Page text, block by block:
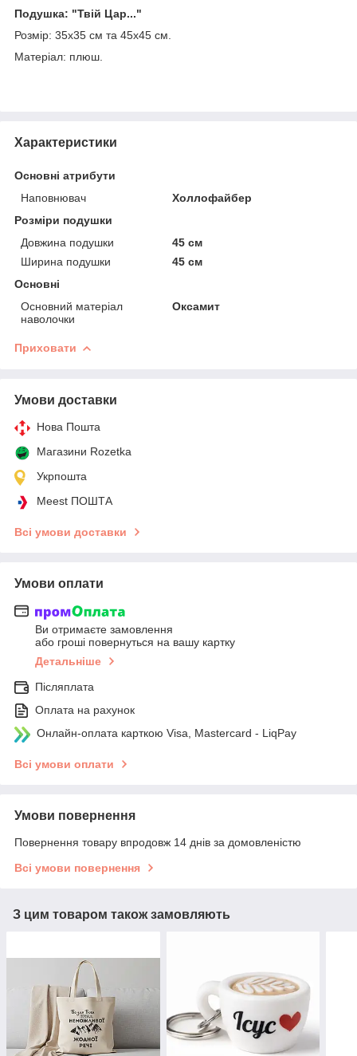
Подушка: "Твій Цар..."
Розмір: 35х35 см та 45х45 см.
Матеріал: плюш.
Характеристики
Основні атрибути
Наповнювач
Холлофайбер
Розміри подушки
Довжина подушки
45 см
Ширина подушки
45 см
Основні
Основний матеріал
наволочки
Оксамит
Приховати
Умови доставки
Нова Пошта
Магазини Rozetka
Укрпошта
Meest ПОШТА
Всі умови доставки
Умови оплати
Ви отримаєте замовлення
або гроші повернуться на вашу картку
Детальніше
Післяплата
Оплата на рахунок
Онлайн-оплата карткою Visa, Mastercard - LiqPay
Всі умови оплати
Умови повернення
Повернення товару впродовж 14 днів за домовленістю
Всі умови повернення
З цим товаром також замовляють